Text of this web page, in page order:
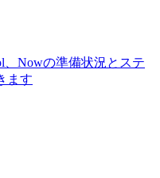
、Nowの準備状況とステ
ます